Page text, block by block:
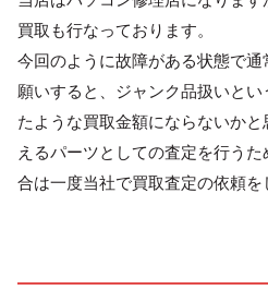
買取も行なっております。
今回のように故障がある状態で
願いすると、ジャンク品扱いと
たような買取金額にならないか
えるパーツとしての査定を行う
合は一度当社で買取査定の依頼